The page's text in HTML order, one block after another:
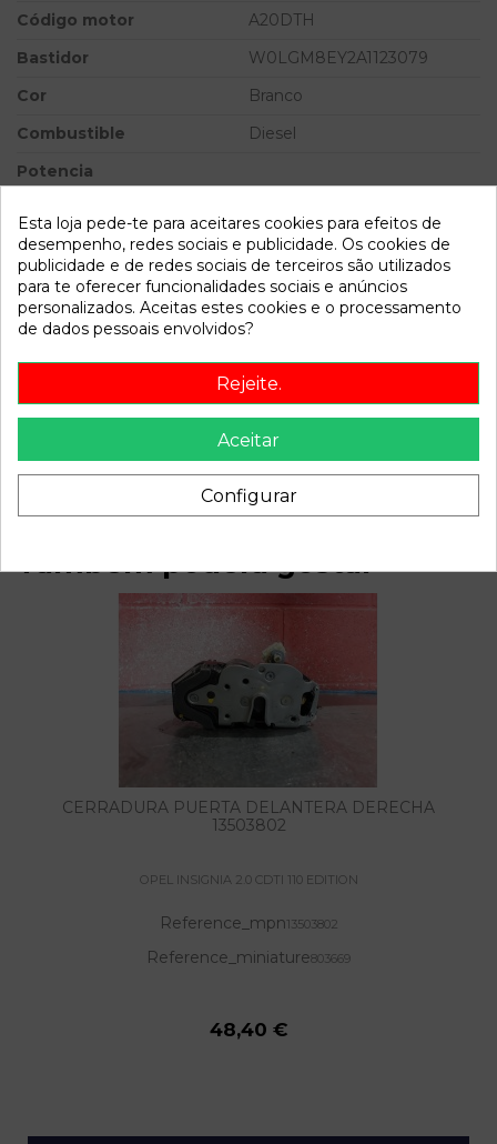
Código motor
A20DTH
Bastidor
W0LGM8EY2A1123079
Cor
Branco
Combustible
Diesel
Potencia
Referência 803670
Disponível a partir de: 2022-04-06
Descrição
Recambio de mando elevalunas delantero derecho para
opel insignia 2.0 cdti 110 edition referencia OEM IAM
Também poderá gostar
CERRADURA PUERTA DELANTERA DERECHA
13503802
OPEL INSIGNIA 2.0 CDTI 110 EDITION
Reference_mpn13503802
Reference_miniature803669
48,40 €
Esta loja pede-te para aceitares cookies para efeitos de
desempenho, redes sociais e publicidade. Os cookies de
publicidade e de redes sociais de terceiros são utilizados
para te oferecer funcionalidades sociais e anúncios
personalizados. Aceitas estes cookies e o processamento
de dados pessoais envolvidos?
Rejeite.
Aceitar
Configurar